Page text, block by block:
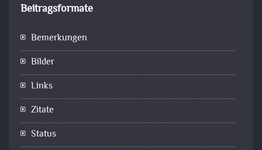
Beitragsformate
Bemerkungen
Bilder
Links
Zitate
Status